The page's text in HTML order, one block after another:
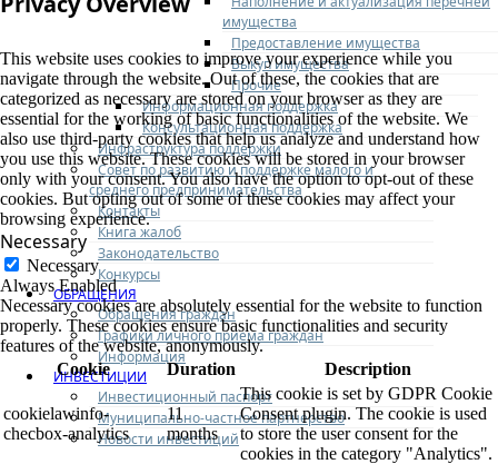
имущества
Предоставление имущества
Выкуп имущества
Прочие
Информационная поддержка
Консультационная поддержка
Инфраструктура поддержки
Совет по развитию и поддержке малого и
среднего предпринимательства
Контакты
Книга жалоб
Законодательство
Конкурсы
ОБРАЩЕНИЯ
Обращения граждан
Графики личного приема граждан
Информация
ИНВЕСТИЦИИ
Инвестиционный паспорт
Муниципально-частное партнерство
Новости инвестиций
This website uses cookies to improve your experience while you
navigate through the website. Out of these, the cookies that are
categorized as necessary are stored on your browser as they are
essential for the working of basic functionalities of the website. We
also use third-party cookies that help us analyze and understand how
you use this website. These cookies will be stored in your browser
only with your consent. You also have the option to opt-out of these
cookies. But opting out of some of these cookies may affect your
browsing experience.
Necessary
Necessary
Always Enabled
Necessary cookies are absolutely essential for the website to function
properly. These cookies ensure basic functionalities and security
features of the website, anonymously.
Cookie
Duration Description
cookielawinfo-
checbox-analytics
11
months
This cookie is set by GDPR Cookie
Consent plugin. The cookie is used
to store the user consent for the
cookies in the category "Analytics".